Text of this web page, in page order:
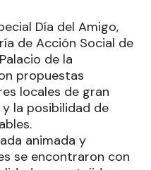
Día del Amigo,
de Acción Social de
de la
propuestas
locales de gran
la posibilidad de
animada y
se encontraron con